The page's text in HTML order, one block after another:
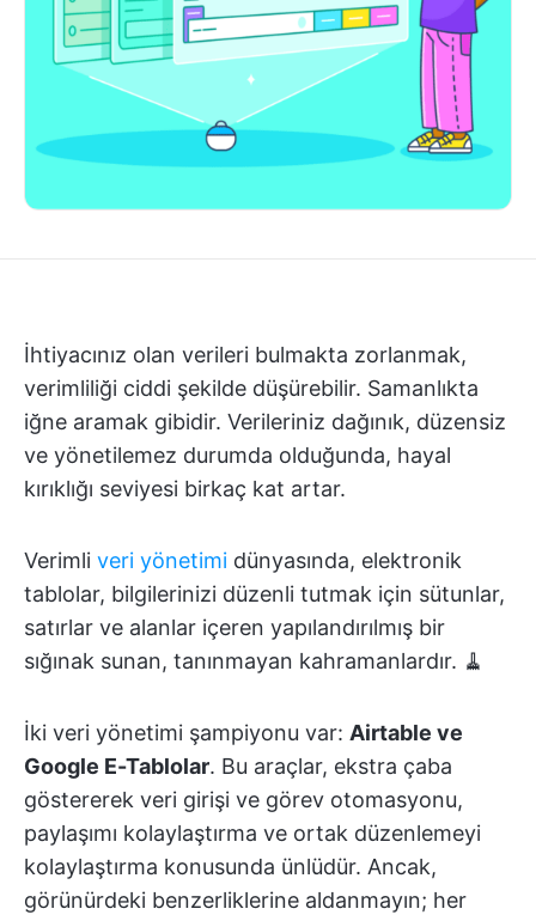
İhtiyacınız olan verileri bulmakta zorlanmak,
verimliliği ciddi şekilde düşürebilir. Samanlıkta
iğne aramak gibidir. Verileriniz dağınık, düzensiz
ve yönetilemez durumda olduğunda, hayal
kırıklığı seviyesi birkaç kat artar.
Verimli veri yönetimi dünyasında, elektronik
tablolar, bilgilerinizi düzenli tutmak için sütunlar,
satırlar ve alanlar içeren yapılandırılmış bir
sığınak sunan, tanınmayan kahramanlardır. 🧹
İki veri yönetimi şampiyonu var: Airtable ve
Google E-Tablolar. Bu araçlar, ekstra çaba
göstererek veri girişi ve görev otomasyonu,
paylaşımı kolaylaştırma ve ortak düzenlemeyi
kolaylaştırma konusunda ünlüdür. Ancak,
görünürdeki benzerliklerine aldanmayın; her